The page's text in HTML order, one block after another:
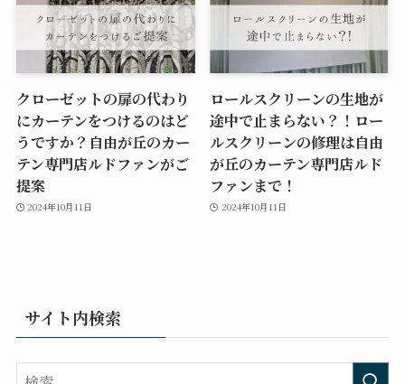
クローゼットの扉の代わり
にカーテンをつけるのはど
うですか？自由が丘のカー
テン専門店ルドファンがご
提案
2024年10月11日
ロールスクリーンの生地が
途中で止まらない？！ロー
ルスクリーンの修理は自由
が丘のカーテン専門店ルド
ファンまで！
2024年10月11日
サイト内検索